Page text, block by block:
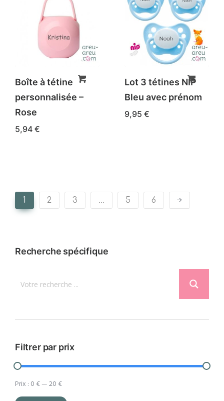
Boîte à tétine
personnalisée –
Rose
5,94 €
Lot 3 tétines NIP
Bleu avec prénom
9,95 €
1 2 3 … 5 6
Recherche spécifique
Filtrer par prix
Prix : 0 €—20 €